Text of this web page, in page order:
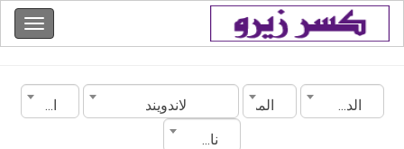
الدولة المدينة لاندويند
الموديل
ناقل الحركة